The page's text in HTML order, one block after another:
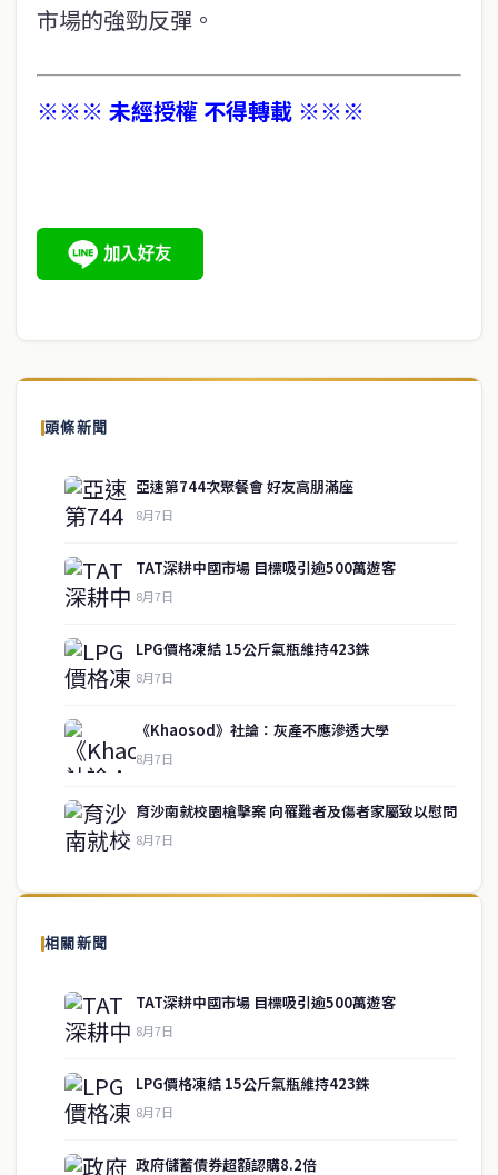
市場的強勁反彈。
※※※ 未經授權 不得轉載 ※※※
頭條新聞
亞速第744次聚餐會 好友高朋滿座
8月7日
TAT深耕中國市場 目標吸引逾500萬遊客
8月7日
LPG價格凍結 15公斤氣瓶維持423銖
8月7日
《Khaosod》社論：灰產不應滲透大學
8月7日
育沙南就校園槍擊案 向罹難者及傷者家屬致以慰問
8月7日
相關新聞
TAT深耕中國市場 目標吸引逾500萬遊客
8月7日
LPG價格凍結 15公斤氣瓶維持423銖
8月7日
政府儲蓄債券超額認購8.2倍
關於我們
泰國中文新聞（TCN）是一家總部設於曼谷的中文新聞媒體，致力於
供即時、客觀、多元的中文新聞內容。
房地產
service@thaichinesenews.com